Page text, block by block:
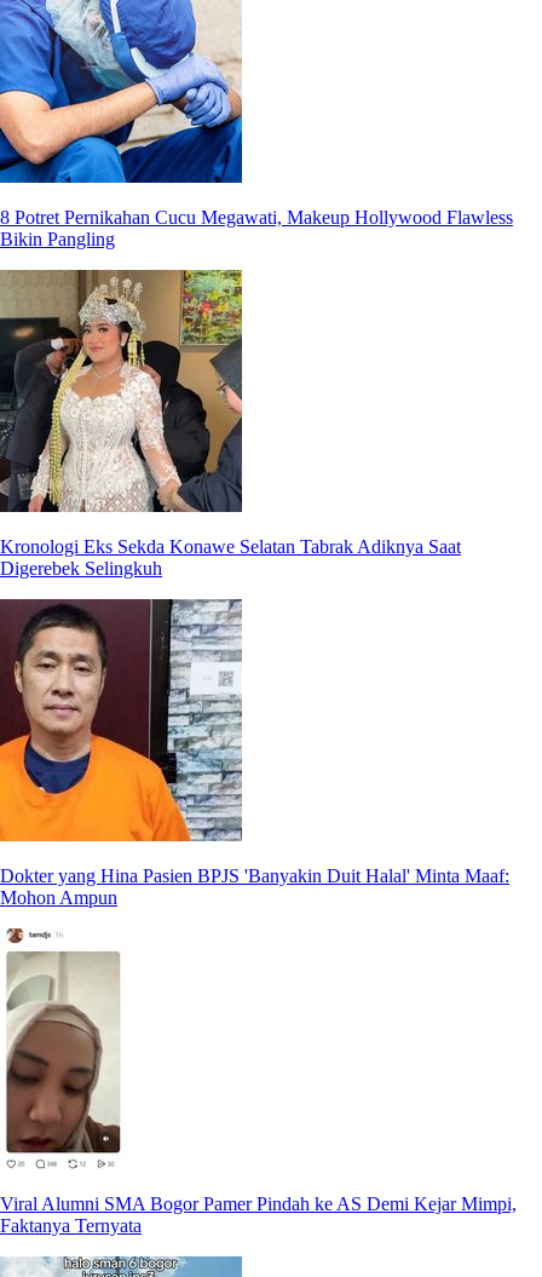
8 Potret Pernikahan Cucu Megawati, Makeup Hollywood Flawless
Bikin Pangling
Kronologi Eks Sekda Konawe Selatan Tabrak Adiknya Saat
Digerebek Selingkuh
Dokter yang Hina Pasien BPJS 'Banyakin Duit Halal' Minta Maaf:
Mohon Ampun
Viral Alumni SMA Bogor Pamer Pindah ke AS Demi Kejar Mimpi,
Faktanya Ternyata